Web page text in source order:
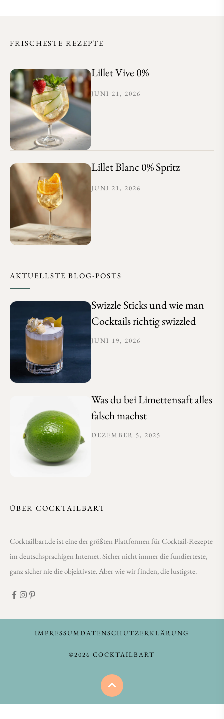
FRISCHESTE REZEPTE
Lillet Vive 0%
JUNI 21, 2026
Lillet Blanc 0% Spritz
JUNI 21, 2026
AKTUELLSTE BLOG-POSTS
Swizzle Sticks und wie man
Cocktails richtig swizzled
JUNI 19, 2026
Was du bei Limettensaft alles
falsch machst
DEZEMBER 5, 2025
ÜBER COCKTAILBART
Cocktailbart.de ist eine der größten Plattformen für Cocktail-Rezepte
im deutschsprachigen Internet. Sicher nicht immer die fundierteste,
ganz sicher nie die objektivste. Aber wie wir finden, die lustigste.
IMPRESSUMDATENSCHUTZERKLÄRUNG
©2026 COCKTAILBART